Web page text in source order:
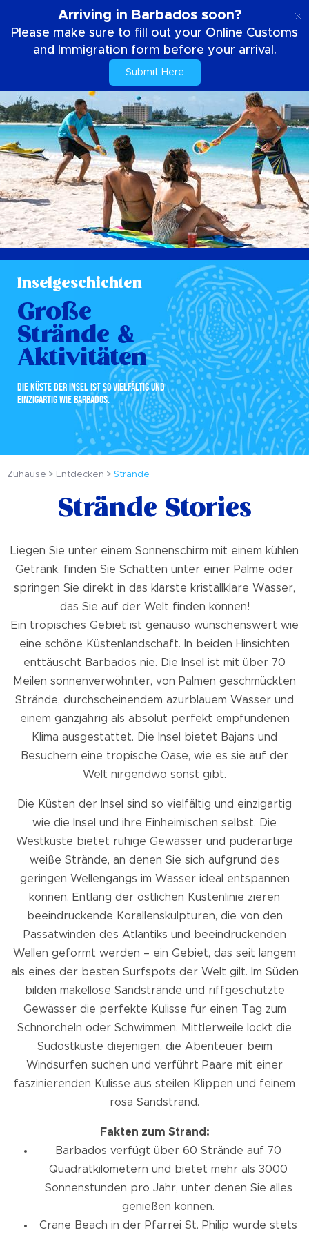
Arriving in Barbados soon?
Please make sure to fill out your Online Customs
and Immigration form before your arrival.
Submit Here
Inselgeschichten
Große
Strände &
Aktivitäten
DIE KÜSTE DER INSEL IST SO VIELFÄLTIG UND
EINZIGARTIG WIE BARBADOS.
Zuhause Entdecken Strände
Strände Stories
Liegen Sie unter einem Sonnenschirm mit einem kühlen
Getränk, finden Sie Schatten unter einer Palme oder
springen Sie direkt in das klarste kristallklare Wasser,
das Sie auf der Welt finden können!
Ein tropisches Gebiet ist genauso wünschenswert wie
eine schöne Küstenlandschaft. In beiden Hinsichten
enttäuscht Barbados nie. Die Insel ist mit über 70
Meilen sonnenverwöhnter, von Palmen geschmückten
Strände, durchscheinendem azurblauem Wasser und
einem ganzjährig als absolut perfekt empfundenen
Klima ausgestattet. Die Insel bietet Bajans und
Besuchern eine tropische Oase, wie es sie auf der
Welt nirgendwo sonst gibt.
Die Küsten der Insel sind so vielfältig und einzigartig
wie die Insel und ihre Einheimischen selbst. Die
Westküste bietet ruhige Gewässer und puderartige
weiße Strände, an denen Sie sich aufgrund des
geringen Wellengangs im Wasser ideal entspannen
können. Entlang der östlichen Küstenlinie zieren
beeindruckende Korallenskulpturen, die von den
Passatwinden des Atlantiks und beeindruckenden
Wellen geformt werden – ein Gebiet, das seit langem
als eines der besten Surfspots der Welt gilt. Im Süden
bilden makellose Sandstrände und riffgeschützte
Gewässer die perfekte Kulisse für einen Tag zum
Schnorcheln oder Schwimmen. Mittlerweile lockt die
Südostküste diejenigen, die Abenteuer beim
Windsurfen suchen und verführt Paare mit einer
faszinierenden Kulisse aus steilen Klippen und feinem
rosa Sandstrand.
Fakten zum Strand:
Barbados verfügt über 60 Strände auf 70
Quadratkilometern und bietet mehr als 3000
Sonnenstunden pro Jahr, unter denen Sie alles
genießen können.
Crane Beach in der Pfarrei St. Philip wurde stets